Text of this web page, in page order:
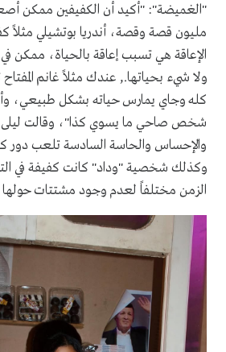
"الغميضة": "أكيد أن الكفيفين ممكن
مليون قصة وقصة، أندريا بوتشيلي مثلاً
الإعاقة هي تسبب إعاقة بالحياة، ممكن
ولا شيء بحياتها., عندك مثلاً غانم
كله وجاي يمارس حياته بشكل طبيعي،
شخص صاحي ما يسوي كذا"، وقالت ليلى
والإحساس والحاسة السادسة تلعب دور
وكذلك شخصية "وداد" كانت كفيفة في
الزمن مختلفاً لعدم وجود مشتتات حولها